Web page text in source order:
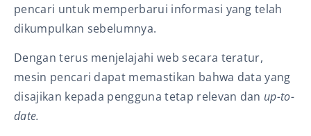
pencari untuk memperbarui informasi yang telah
dikumpulkan sebelumnya.
Dengan terus menjelajahi web secara teratur,
mesin pencari dapat memastikan bahwa data yang
disajikan kepada pengguna tetap relevan dan up-to-
date.